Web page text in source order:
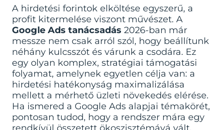
A hirdetési forintok elköltése egyszerű, a
profit kitermelése viszont művészet. A
Google Ads tanácsadás 2026-ban már
messze nem csak arról szól, hogy beállítunk
néhány kulcsszót és várunk a csodára. Ez
egy olyan komplex, stratégiai támogatási
folyamat, amelynek egyetlen célja van: a
hirdetési hatékonyság maximalizálása
mellett a mérhető üzleti növekedés elérése.
Ha ismered a Google Ads alapjai témakörét,
pontosan tudod, hogy a rendszer mára egy